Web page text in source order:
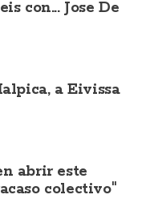
con... Jose De
a Eivissa
abrir este
colectivo"